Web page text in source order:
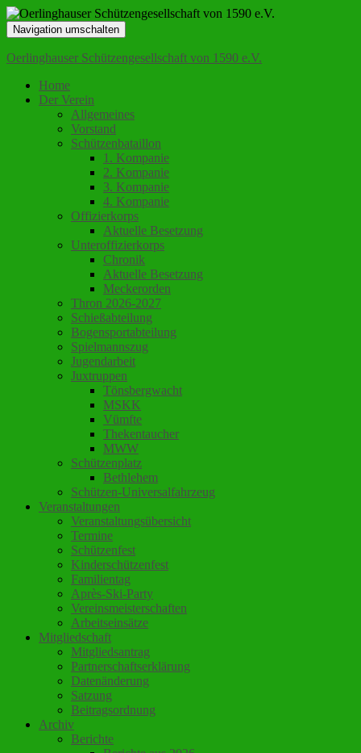
Navigation umschalten
Oerlinghauser Schützengesellschaft von 1590 e.V.
Home
Der Verein
Allgemeines
Vorstand
Schützenbataillon
1. Kompanie
2. Kompanie
3. Kompanie
4. Kompanie
Offizierkorps
Aktuelle Besetzung
Unteroffizierkorps
Chronik
Aktuelle Besetzung
Meckerorden
Thron 2026-2027
Schießabteilung
Bogensportabteilung
Spielmannszug
Jugendarbeit
Juxtruppen
Tönsbergwacht
MSKK
Vümfte
Thekentaucher
MWW
Schützenplatz
Bethlehem
Schützen-Universalfahrzeug
Veranstaltungen
Veranstaltungsübersicht
Termine
Schützenfest
Kinderschützenfest
Familientag
Après-Ski-Party
Vereinsmeisterschaften
Arbeitseinsätze
Mitgliedschaft
Mitgliedsantrag
Partnerschaftserklärung
Datenänderung
Satzung
Beitragsordnung
Archiv
Berichte